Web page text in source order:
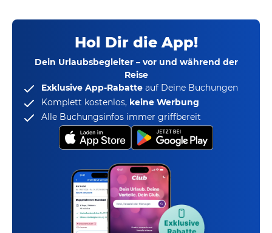
Hol Dir die App!
Dein Urlaubsbegleiter – vor und während der
Reise
Exklusive App-Rabatte auf Deine Buchungen
Komplett kostenlos, keine Werbung
Alle Buchungsinfos immer griffbereit